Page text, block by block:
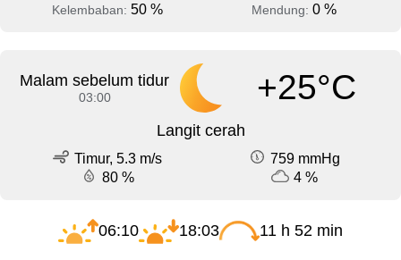
Kelembaban: 50 % Mendung: 0 %
Malam sebelum tidur
03:00 +25°C
Langit cerah
Timur, 5.3 m/s
759 mmHg
80 %
4 %
06:10 18:03 11 h 52 min